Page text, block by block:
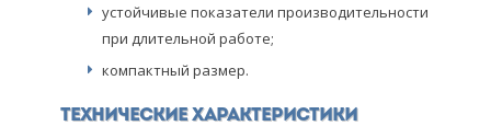
устойчивые показатели производительности
при длительной работе;
компактный размер.
Технические характеристики